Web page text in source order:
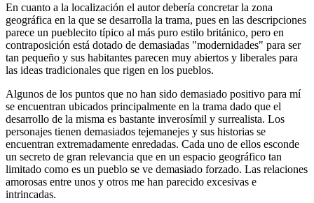
En cuanto a la localización el autor debería concretar la zona
geográfica en la que se desarrolla la trama, pues en las descripciones
parece un pueblecito típico al más puro estilo británico, pero en
contraposición está dotado de demasiadas "modernidades" para ser
tan pequeño y sus habitantes parecen muy abiertos y liberales para
las ideas tradicionales que rigen en los pueblos.
Algunos de los puntos que no han sido demasiado positivo para mí
se encuentran ubicados principalmente en la trama dado que el
desarrollo de la misma es bastante inverosímil y surrealista. Los
personajes tienen demasiados tejemanejes y sus historias se
encuentran extremadamente enredadas. Cada uno de ellos esconde
un secreto de gran relevancia que en un espacio geográfico tan
limitado como es un pueblo se ve demasiado forzado. Las relaciones
amorosas entre unos y otros me han parecido excesivas e
intrincadas.